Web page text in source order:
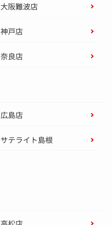
大阪難波店
神戸店
奈良店
広島店
サテライト島根